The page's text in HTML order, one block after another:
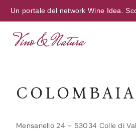
Un portale del network Wine Idea.
COLOMBAIA
Mensanello 24 – 53034 Colle di Val